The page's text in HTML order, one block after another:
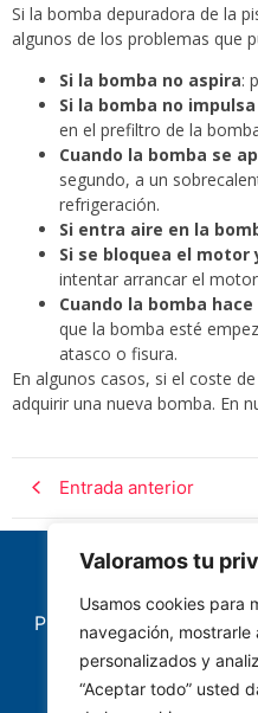
Valoramos tu
Usamos cookies para
navegación,
personalizados y
“Aceptar todo” usted
Si la bomba depuradora de la
algunos de los problemas que
Si la bomba no aspira:
Si la bomba no
en el prefiltro de la
Cuando la bomba se
segundo, a un
refrigeración.
Si entra aire en la
Si se bloquea el
intentar arrancar el
Cuando la bomba
que la bomba esté
atasco o fisura.
En algunos casos, si el coste
adquirir una nueva bomba. En
Entrada anterior
POLÍTICA DE COOKIES
POLÍTICA DE